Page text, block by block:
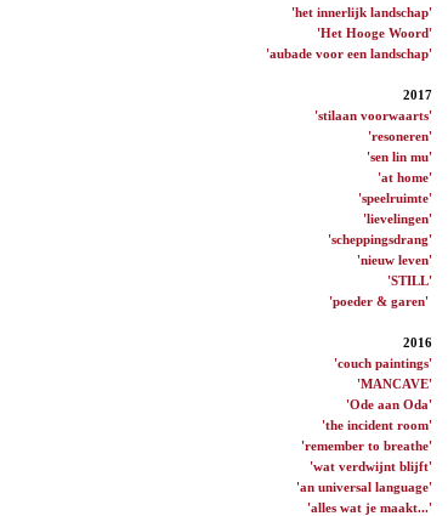
'het innerlijk landschap'
'Het Hooge Woord'
'aubade voor een landschap'
2017
'stilaan voorwaarts'
'resoneren'
'sen lin mu'
'at home'
'speelruimte'
'lievelingen'
'scheppingsdrang'
'nieuw leven'
'STILL'
'poeder & garen'
2016
'couch paintings'
'MANCAVE'
'Ode aan Oda'
'the incident room'
'remember to breathe'
'wat verdwijnt blijft'
'an universal language'
'alles wat je maakt...'